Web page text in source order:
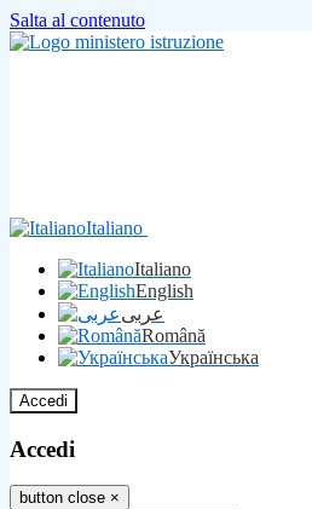
Salta al contenuto
Italiano
Italiano
English
عربى
Română
Українська
Accedi
Accedi
button close ×